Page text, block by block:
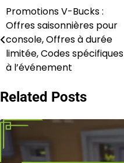
Post
navigation
Promotions V-Bucks :
Offres saisonnières pour
console, Offres à durée
limitée, Codes spécifiques
à l’événement
Related Posts